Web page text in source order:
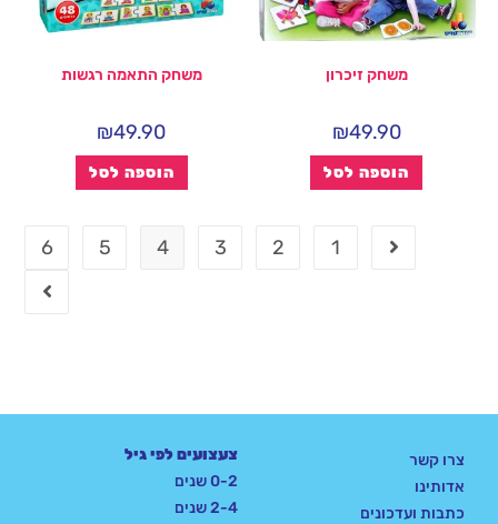
משחק זיכרון
₪49.90
הוספה לסל
משחק התאמה רגשות
₪49.90
הוספה לסל
1
2
3
4
5
6
צרו קשר
אדותינו
כתבות ועדכונים
צעצועים לפי גיל
0-2 שנים
2-4 שנים